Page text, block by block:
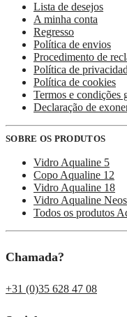
Lista de desejos
A minha conta
Regresso
Política de envios
Procedimento de
Política de
Política de cookies
Termos e condições
Declaração de
SOBRE OS PRODUTOS
Vidro Aqualine 5
Copo Aqualine 12
Vidro Aqualine 18
Vidro Aqualine Neos
Todos os produtos
Chamada?
+31 (0)35 628 47 08